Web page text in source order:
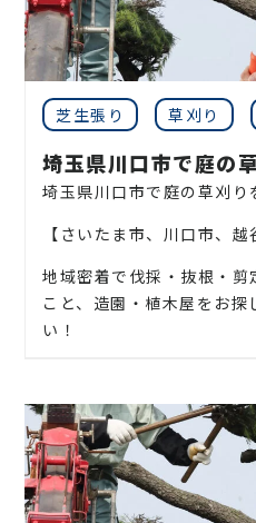
芝生張り 草刈り
埼玉県川口市で庭の
埼玉県川口市で庭の草刈り
【さいたま市、川口市、
地域密着で伐採・抜根・
こと、造園・植木屋をお
い！
ステリア工事まで自社で
見積もりは無料ですので、
軽にご連絡ください！
お庭や木に関するお悩みに